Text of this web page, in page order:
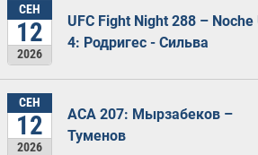
СЕН
12
2026
UFC Fight Night 288 – Noche
4: Родригес - Сильва
СЕН
12
2026
ACA 207: Мырзабеков –
Туменов